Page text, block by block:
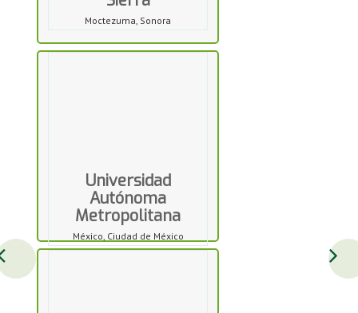
Moctezuma, Sonora
Universidad
Autónoma
Metropolitana
México, Ciudad de México